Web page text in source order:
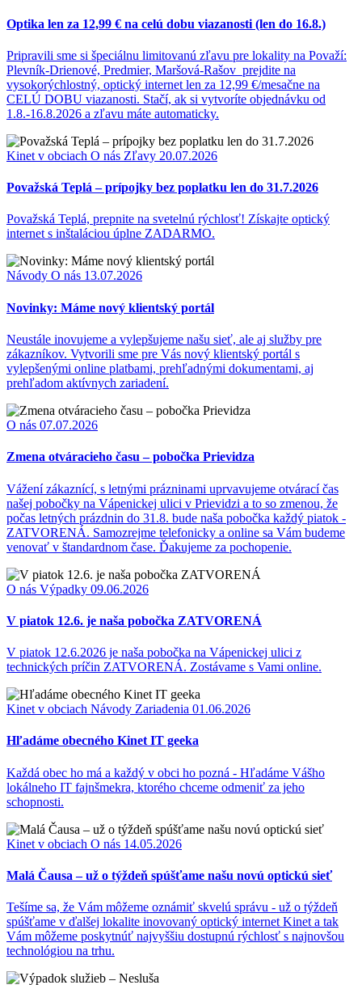
Optika len za 12,99 € na celú dobu viazanosti (len do 16.8.)
Pripravili sme si špeciálnu limitovanú zľavu pre lokality na Považí:
Plevník-Drienové, Predmier, Maršová-Rašov prejdite na
vysokorýchlostný, optický internet len za 12,99 €/mesačne na
CELÚ DOBU viazanosti. Stačí, ak si vytvoríte objednávku od
1.8.-16.8.2026 a zľavu máte automaticky.
Kinet v obciach O nás Zľavy 20.07.2026
Považská Teplá – prípojky bez poplatku len do 31.7.2026
Považská Teplá, prepnite na svetelnú rýchlosť! Získajte optický
internet s inštaláciou úplne ZADARMO.
Návody O nás 13.07.2026
Novinky: Máme nový klientský portál
Neustále inovujeme a vylepšujeme našu sieť, ale aj služby pre
zákazníkov. Vytvorili sme pre Vás nový klientský portál s
vylepšenými online platbami, prehľadnými dokumentami, aj
prehľadom aktívnych zariadení.
O nás 07.07.2026
Zmena otváracieho času – pobočka Prievidza
Vážení zákaznící, s letnými prázninami uprvavujeme otvárací čas
našej pobočky na Vápenickej ulici v Prievidzi a to so zmenou, že
počas letných prázdnin do 31.8. bude naša pobočka každý piatok -
ZATVORENÁ. Samozrejme telefonicky a online sa Vám budeme
venovať v štandardnom čase. Ďakujeme za pochopenie.
O nás Výpadky 09.06.2026
V piatok 12.6. je naša pobočka ZATVORENÁ
V piatok 12.6.2026 je naša pobočka na Vápenickej ulici z
technických príčin ZATVORENÁ. Zostávame s Vami online.
Kinet v obciach Návody Zariadenia 01.06.2026
Hľadáme obecného Kinet IT geeka
Každá obec ho má a každý v obci ho pozná - Hľadáme Vášho
lokálneho IT fajnšmekra, ktorého chceme odmeniť za jeho
schopnosti.
Kinet v obciach O nás 14.05.2026
Malá Čausa – už o týždeň spúšťame našu novú optickú sieť
Tešíme sa, že Vám môžeme oznámiť skvelú správu - už o týždeň
spúšťame v ďalšej lokalite inovovaný optický internet Kinet a tak
Vám môžeme poskytnúť najvyššiu dostupnú rýchlosť s najnovšou
technológiou na trhu.